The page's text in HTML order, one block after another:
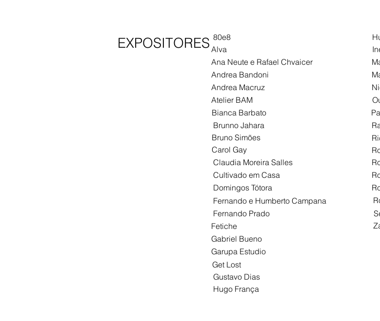
EXPOSITORES
Bruno Simões
Atelier BAM
Alva
Ana Neute
80e8
Bianca Barbato
Fernando e Humberto Campana
Fetiche
Gabriel Bueno
Carol Gay
Get Lost
Andrea Bandoni
Cultivado em Casa
Claudia Moreira Salles
Brunno Jahara
Andrea Macruz
Domingos Tótora
Fernando Prado
Garupa Estudio
Gustavo Dias
Hugo França
e Rafael Chvaicer